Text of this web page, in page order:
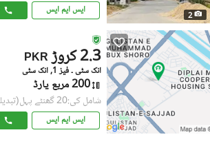
2 ایس ایم ایس
PKR 2.3 کروڑ
انک سٹی ۔ فیز 1, انک سٹی
200 مربع یارڈ
شامل کی:20 گھنٹے پہل (تبدیلی
ایس ایم ایس